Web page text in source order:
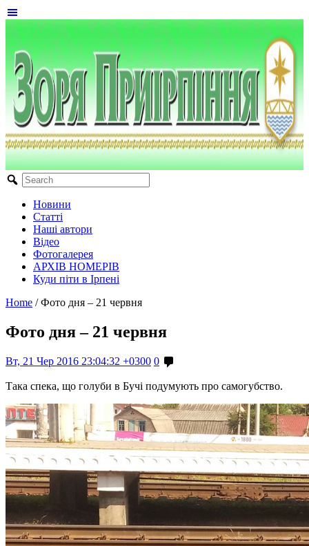
Новини
Статті
Наші автори
Відео
Фотогалерея
АРХІВ НОМЕРІВ
Куди піти в Ірпені
Home / Фото дня – 21 червня
Фото дня – 21 червня
Вт, 21 Чер 2016 23:04:32 +0300 0
Така спека, що голуби в Бучі подумують про самогубство.